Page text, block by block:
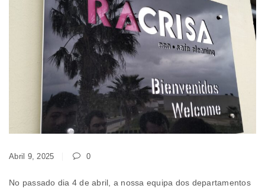
Abril 9, 2025 0
No passado dia 4 de abril, a nossa equipa dos departamentos